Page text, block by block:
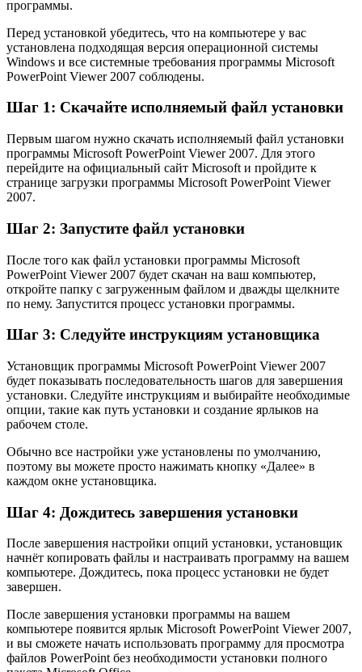
программы.
Перед установкой убедитесь, что на компьютере у вас
установлена подходящая версия операционной системы
Windows и все системные требования программы Microsoft
PowerPoint Viewer 2007 соблюдены.
Шаг 1: Скачайте исполняемый файл установки
Первым шагом нужно скачать исполняемый файл установки
программы Microsoft PowerPoint Viewer 2007. Для этого
перейдите на официальный сайт Microsoft и пройдите к
странице загрузки программы Microsoft PowerPoint Viewer
2007.
Шаг 2: Запустите файл установки
После того как файл установки программы Microsoft
PowerPoint Viewer 2007 будет скачан на ваш компьютер,
откройте папку с загруженным файлом и дважды щелкните
по нему. Запустится процесс установки программы.
Шаг 3: Следуйте инструкциям установщика
Установщик программы Microsoft PowerPoint Viewer 2007
будет показывать последовательность шагов для завершения
установки. Следуйте инструкциям и выбирайте необходимые
опции, такие как путь установки и создание ярлыков на
рабочем столе.
Обычно все настройки уже установлены по умолчанию,
поэтому вы можете просто нажимать кнопку «Далее» в
каждом окне установщика.
Шаг 4: Дождитесь завершения установки
После завершения настройки опций установки, установщик
начнёт копировать файлы и настраивать программу на вашем
компьютере. Дождитесь, пока процесс установки не будет
завершен.
После завершения установки программы на вашем
компьютере появится ярлык Microsoft PowerPoint Viewer 2007,
и вы сможете начать использовать программу для просмотра
файлов PowerPoint без необходимости установки полного